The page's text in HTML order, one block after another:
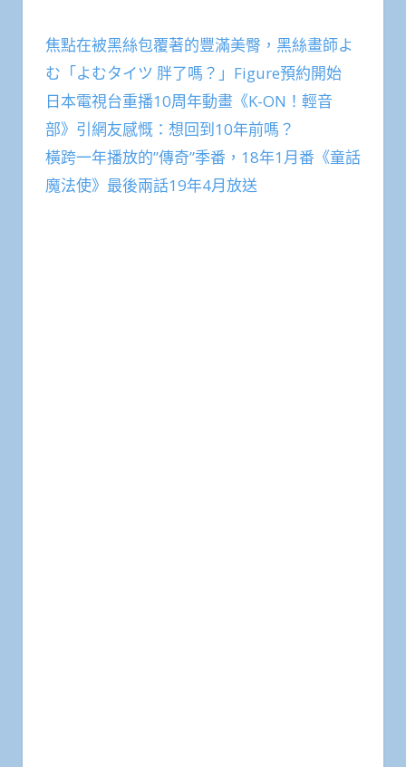
焦點在被黑絲包覆著的豐滿美臀，黑絲畫師よ
む「よむタイツ 胖了嗎？」Figure預約開始
日本電視台重播10周年動畫《K-ON！輕音
部》引網友感慨：想回到10年前嗎？
橫跨一年播放的”傳奇”季番，18年1月番《童話
魔法使》最後兩話19年4月放送